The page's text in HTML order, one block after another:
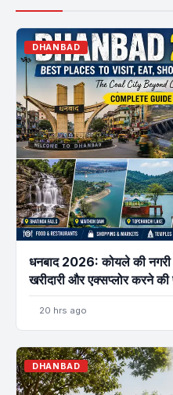
DHANBAD
धनबाद 2026: कोयले की
खरीदारी और एक्सप्लोर करने की
20 hrs ago
DHANBAD